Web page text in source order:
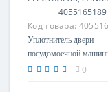
Код товара:
Уплотнитель двери
посудомоечной
ELECTROLUX,0